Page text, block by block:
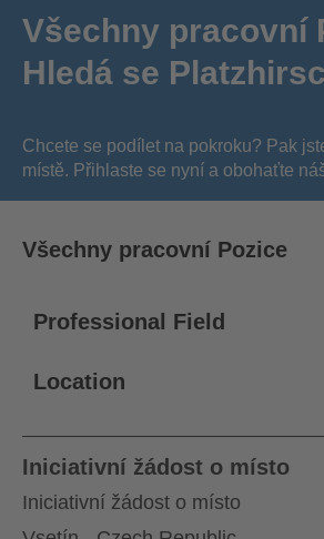
Všechny pracovní
Hledá se
Chcete se podílet na pokroku? Pak
místě. Přihlaste se nyní a obohaťte
Všechny pracovní Pozice
Location
Iniciativní žádost o místo
Iniciativní žádost o místo